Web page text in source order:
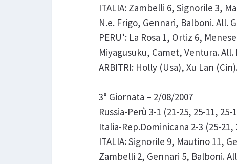
ITALIA: Zambelli 6, Signorile 3,
N.e. Frigo, Gennari, Balboni. All.
PERU’: La Rosa 1, Ortiz 6,
Miyagusuku, Camet, Ventura. All.
ARBITRI: Holly (Usa), Xu Lan
3° Giornata – 2/08/2007
Russia-Perù 3-1 (21-25, 25-11, 25-
Italia-Rep.Dominicana 2-3 (25-21,
ITALIA: Signorile 9, Mautino 11,
Zambelli 2, Gennari 5, Balboni.